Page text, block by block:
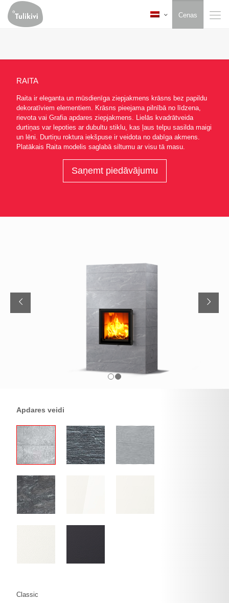
Cenas
RAITA
Raita ir eleganta un mūsdienīga ziepjakmens krāsns bez papildu
dekoratīviem elementiem. Krāsns pieejama pilnībā no līdzena,
rievota vai Grafia apdares ziepjakmens. Lielās kvadrātveida
durtiņas var lepoties ar dubultu stiklu, kas ļaus telpu sasilda maigi
un lēni. Durtiņu roktura iekšpuse ir veidota no dabīga akmens.
Platākais Raita modelis saglabā siltumu ar visu tā masu.
Saņemt piedāvājumu
Apdares veidi
Classic